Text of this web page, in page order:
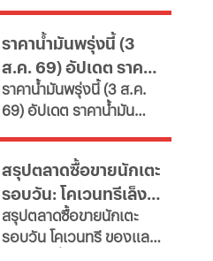
"โรงเรียนผู้สูงอายุ" มุ่งขับ
เคลื่อนสังคมสูงวัยอย่างมี
คุณค่า หนุนพัฒนา
ศักยภาพ-เรียนรู้ตลอดชีวิต
เผยช่องทางยื่นคำขอทั้ง
กทม.-ต่างจังหวัด พบ
ฝ่าฝืนเกณฑ์เสี่ยงถูกสั่ง
เพิกถอน
ราคาน้ำมันพรุ่งนี้ (3
ส.ค. 69) อัปเดต ราคา
น้ำมันล่าสุด จากปั๊ม
ใหญ่
ราคาน้ำมันพรุ่งนี้ (3 ส.ค.
69) อัปเดต ราคาน้ำมัน
ขนาดใหญ่ มีทั้งราคาน้ำมัน
ดีเซล เบนซิน และ แก๊สโซ
ฮอล์
สรุปตลาดซื้อขายนักเตะ
รอบวัน: โคเวนทรีเล็ง
"มูดริก" สาลิกาปัดปืน
ซื้อ "กิมาไรส์"
สรุปตลาดซื้อขายนักเตะ
รอบวัน โคเวนทรี ของแลม